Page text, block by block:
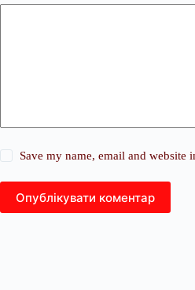
Save my name, email and
Опублікувати коментар